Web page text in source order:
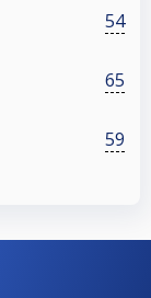
54
65
59